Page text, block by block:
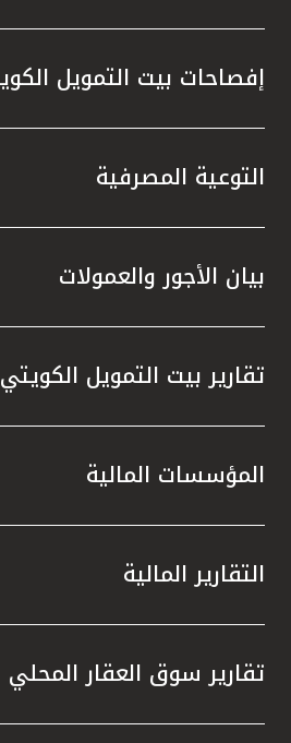
إفصاحات بيت التمويل
التوعية المصرفية
بيان الأجور والعمولات
تقارير بيت التمويل الكويتي
المؤسسات المالية
التقارير المالية
تقارير سوق العقار المحلي